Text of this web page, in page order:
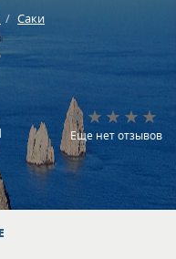
Саки
Еще нет отзывов